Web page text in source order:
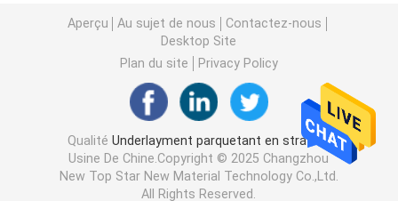
Petit pain de mousse lié croisé de polyéthylène
EVA Foam Underlayment
Assise de chauffage par le sol
Aperçu Au sujet de nous
Contactez-nous
Desktop Site
Plan du site
Privacy Policy
QualitéUnderlayment parquetant en stratifié
Usine De Chine.Copyright © 2025 Changzhou
New Top Star New Material Technology Co.,Ltd.
All Rights Reserved.